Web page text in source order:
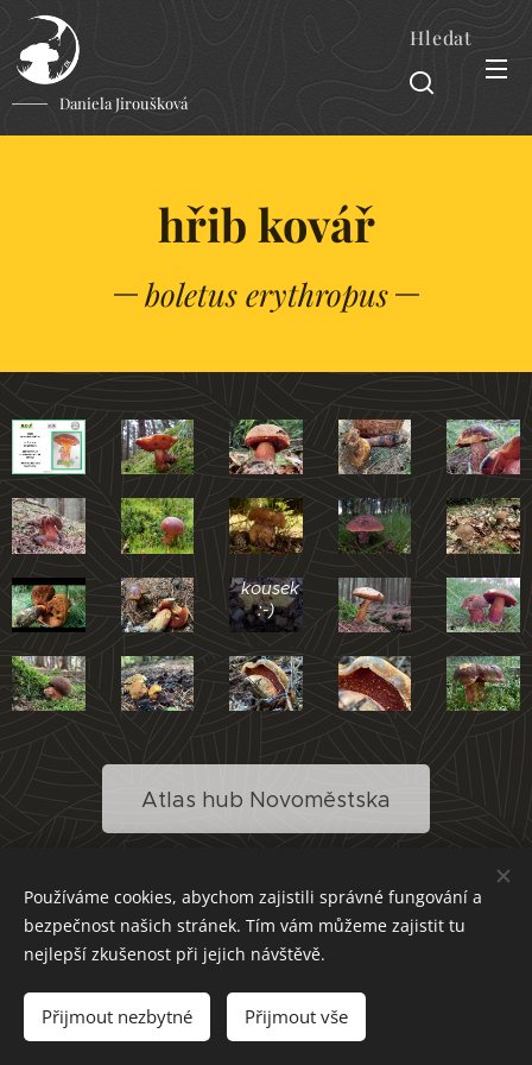
Daniela Jiroušková
Hledat
hřibkovář
boletus erythropus
kousek
:-)
Atlas hub Novoměstska
Cookies
Používáme cookies, abychom zajistili správné fungování a
bezpečnost našich stránek. Tím vám můžeme zajistit tu
nejlepší zkušenost při jejich návštěvě.
Přijmout nezbytné Přijmout vše